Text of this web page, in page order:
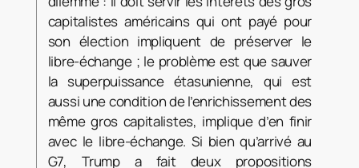
capitalistes américains qui ont payé pour
son élection impliquent de préserver le
libre-échange ; le problème est que sauver
la superpuissance étasunienne, qui est
aussi une condition de l’enrichissement des
même gros capitalistes, implique d’en finir
avec le libre-échange. Si bien qu’arrivé au
G7, Trump a fait deux propositions